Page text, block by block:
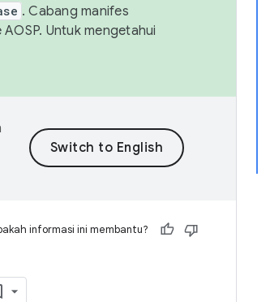
. Cabang manifes
Untuk mengetahui
informasi ini membantu?